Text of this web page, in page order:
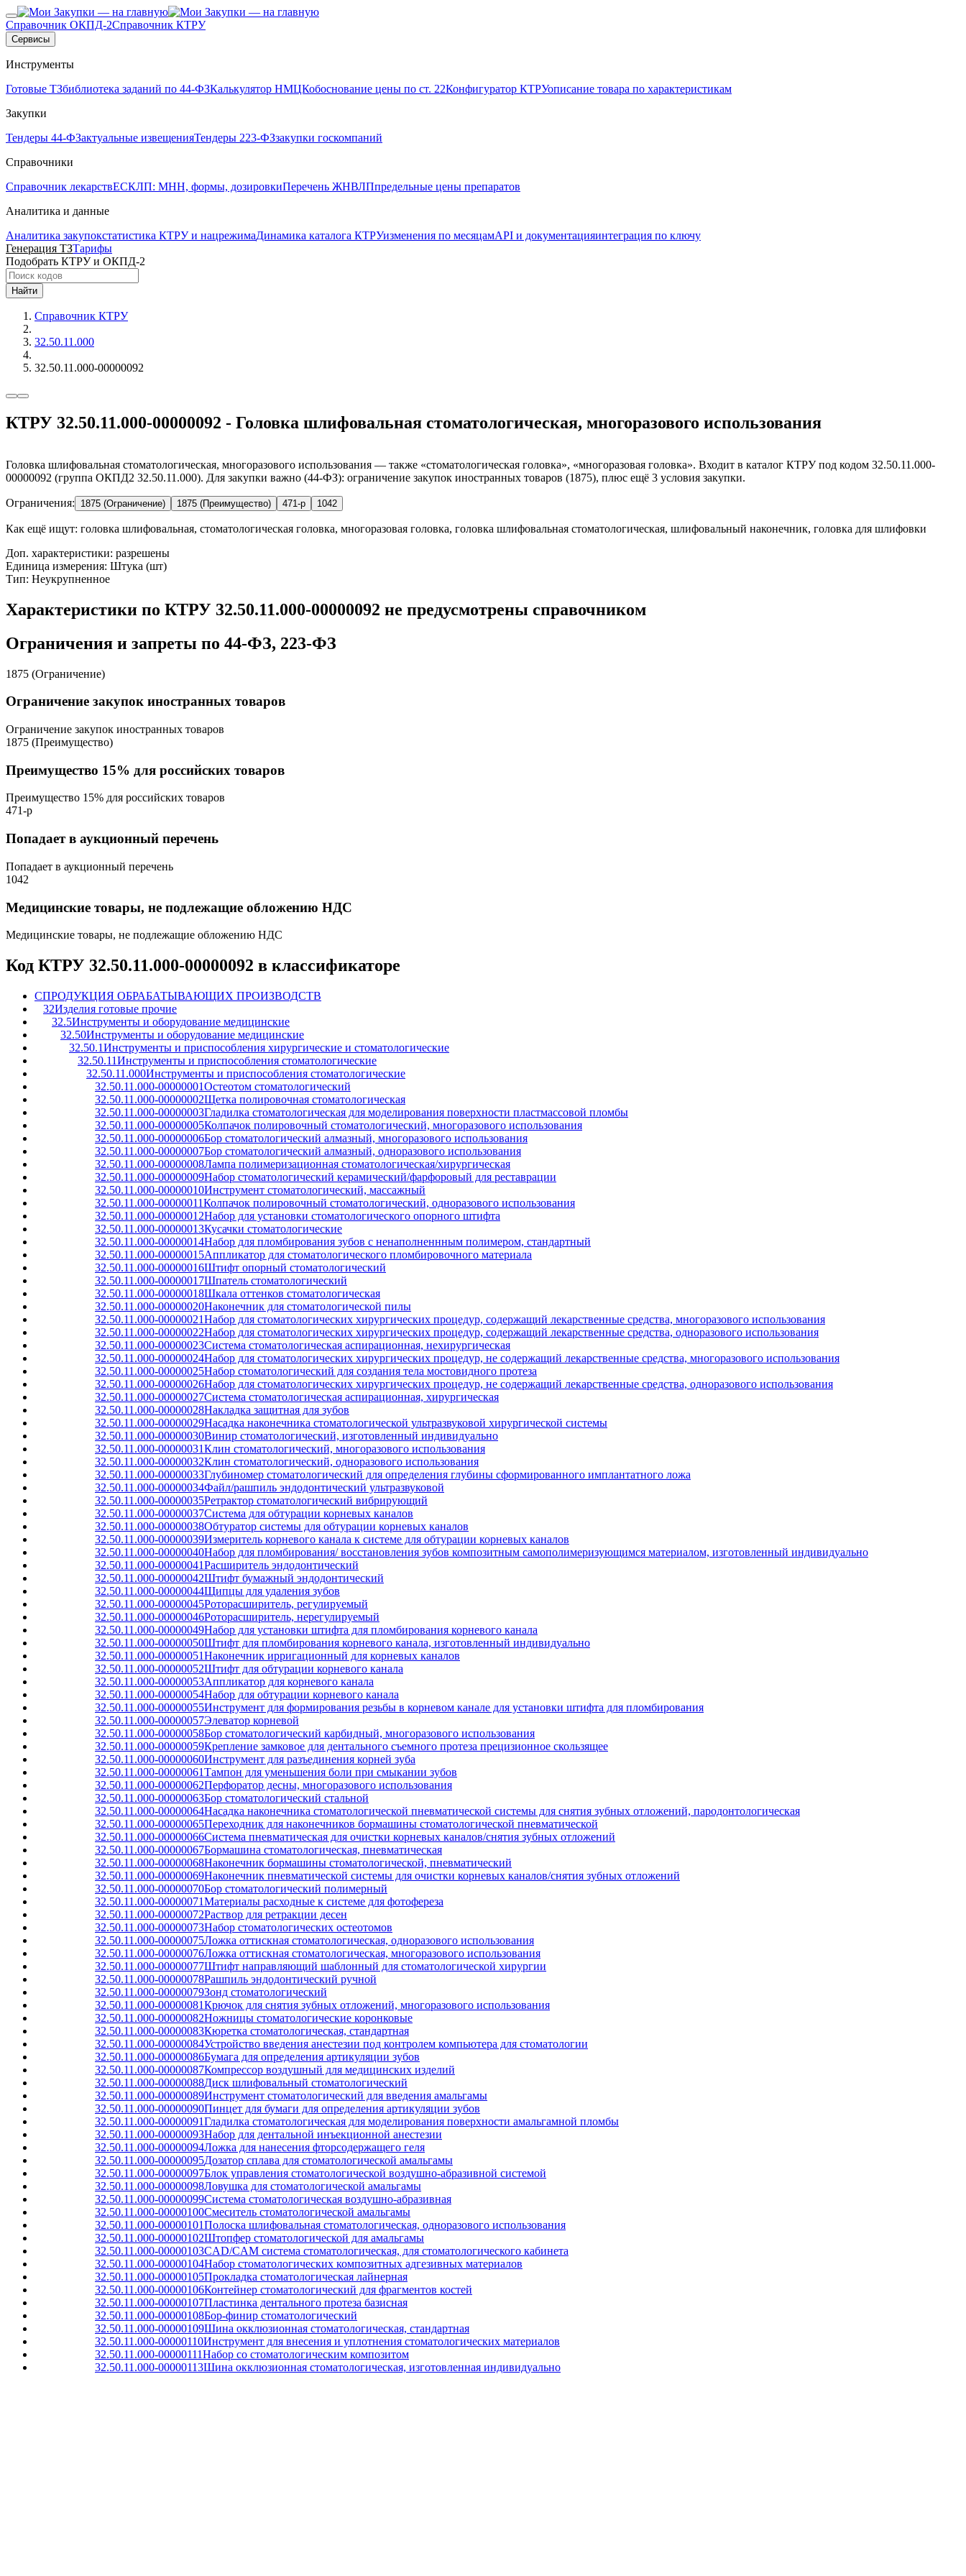
Справочник ОКПД-2Справочник КТРУ
Сервисы
Инструменты
Готовые ТЗбиблиотека заданий по 44-ФЗКалькулятор НМЦКобоснование цены по ст. 22Конфигуратор КТРУописание товара по характеристикам
Закупки
Тендеры 44-ФЗактуальные извещенияТендеры 223-ФЗзакупки госкомпаний
Справочники
Справочник лекарствЕСКЛП: МНН, формы, дозировкиПеречень ЖНВЛПпредельные цены препаратов
Аналитика и данные
Аналитика закупокстатистика КТРУ и нацрежимаДинамика каталога КТРУизменения по месяцамAPI и документацияинтеграция по ключу
Генерация ТЗТарифы
Подобрать КТРУ и ОКПД-2
Найти
Справочник КТРУ
32.50.11.000
32.50.11.000-00000092
КТРУ 32.50.11.000-00000092 - Головка шлифовальная стоматологическая, многоразового использования
Головка шлифовальная стоматологическая, многоразового использования — также «стоматологическая головка», «многоразовая головка». Входит в каталог КТРУ под кодом 32.50.11.000-
00000092 (группа ОКПД2 32.50.11.000). Для закупки важно (44-ФЗ): ограничение закупок иностранных товаров (1875), плюс ещё 3 условия закупки.
Ограничения: 1875 (Ограничение) 1875 (Преимущество) 471-р 1042
Как ещё ищут: головка шлифовальная, стоматологическая головка, многоразовая головка, головка шлифовальная стоматологическая, шлифовальный наконечник, головка для шлифовки
Доп. характеристики: разрешены
Единица измерения: Штука (шт)
Тип: Неукрупненное
Характеристики по КТРУ 32.50.11.000-00000092 не предусмотрены справочником
Ограничения и запреты по 44-ФЗ, 223-ФЗ
1875 (Ограничение)
Ограничение закупок иностранных товаров
Ограничение закупок иностранных товаров
1875 (Преимущество)
Преимущество 15% для российских товаров
Преимущество 15% для российских товаров
471-р
Попадает в аукционный перечень
Попадает в аукционный перечень
1042
Медицинские товары, не подлежащие обложению НДС
Медицинские товары, не подлежащие обложению НДС
Код КТРУ 32.50.11.000-00000092 в классификаторе
CПРОДУКЦИЯ ОБРАБАТЫВАЮЩИХ ПРОИЗВОДСТВ
32Изделия готовые прочие
32.5Инструменты и оборудование медицинские
32.50Инструменты и оборудование медицинские
32.50.1Инструменты и приспособления хирургические и стоматологические
32.50.11Инструменты и приспособления стоматологические
32.50.11.000Инструменты и приспособления стоматологические
32.50.11.000-00000001Остеотом стоматологический
32.50.11.000-00000002Щетка полировочная стоматологическая
32.50.11.000-00000003Гладилка стоматологическая для моделирования поверхности пластмассовой пломбы
32.50.11.000-00000005Колпачок полировочный стоматологический, многоразового использования
32.50.11.000-00000006Бор стоматологический алмазный, многоразового использования
32.50.11.000-00000007Бор стоматологический алмазный, одноразового использования
32.50.11.000-00000008Лампа полимеризационная стоматологическая/хирургическая
32.50.11.000-00000009Набор стоматологический керамический/фарфоровый для реставрации
32.50.11.000-00000010Инструмент стоматологический, массажный
32.50.11.000-00000011Колпачок полировочный стоматологический, одноразового использования
32.50.11.000-00000012Набор для установки стоматологического опорного штифта
32.50.11.000-00000013Кусачки стоматологические
32.50.11.000-00000014Набор для пломбирования зубов с ненаполненнным полимером, стандартный
32.50.11.000-00000015Аппликатор для стоматологического пломбировочного материала
32.50.11.000-00000016Штифт опорный стоматологический
32.50.11.000-00000017Шпатель стоматологический
32.50.11.000-00000018Шкала оттенков стоматологическая
32.50.11.000-00000020Наконечник для стоматологической пилы
32.50.11.000-00000021Набор для стоматологических хирургических процедур, содержащий лекарственные средства, многоразового использования
32.50.11.000-00000022Набор для стоматологических хирургических процедур, содержащий лекарственные средства, одноразового использования
32.50.11.000-00000023Система стоматологическая аспирационная, нехирургическая
32.50.11.000-00000024Набор для стоматологических хирургических процедур, не содержащий лекарственные средства, многоразового использования
32.50.11.000-00000025Набор стоматологический для создания тела мостовидного протеза
32.50.11.000-00000026Набор для стоматологических хирургических процедур, не содержащий лекарственные средства, одноразового использования
32.50.11.000-00000027Система стоматологическая аспирационная, хирургическая
32.50.11.000-00000028Накладка защитная для зубов
32.50.11.000-00000029Насадка наконечника стоматологической ультразвуковой хирургической системы
32.50.11.000-00000030Винир стоматологический, изготовленный индивидуально
32.50.11.000-00000031Клин стоматологический, многоразового использования
32.50.11.000-00000032Клин стоматологический, одноразового использования
32.50.11.000-00000033Глубиномер стоматологический для определения глубины сформированного имплантатного ложа
32.50.11.000-00000034Файл/рашпиль эндодонтический ультразвуковой
32.50.11.000-00000035Ретрактор стоматологический вибрирующий
32.50.11.000-00000037Система для обтурации корневых каналов
32.50.11.000-00000038Обтуратор системы для обтурации корневых каналов
32.50.11.000-00000039Измеритель корневого канала к системе для обтурации корневых каналов
32.50.11.000-00000040Набор для пломбирования/ восстановления зубов композитным самополимеризующимся материалом, изготовленный индивидуально
32.50.11.000-00000041Расширитель эндодонтический
32.50.11.000-00000042Штифт бумажный эндодонтический
32.50.11.000-00000044Щипцы для удаления зубов
32.50.11.000-00000045Роторасширитель, регулируемый
32.50.11.000-00000046Роторасширитель, нерегулируемый
32.50.11.000-00000049Набор для установки штифта для пломбирования корневого канала
32.50.11.000-00000050Штифт для пломбирования корневого канала, изготовленный индивидуально
32.50.11.000-00000051Наконечник ирригационный для корневых каналов
32.50.11.000-00000052Штифт для обтурации корневого канала
32.50.11.000-00000053Аппликатор для корневого канала
32.50.11.000-00000054Набор для обтурации корневого канала
32.50.11.000-00000055Инструмент для формирования резьбы в корневом канале для установки штифта для пломбирования
32.50.11.000-00000057Элеватор корневой
32.50.11.000-00000058Бор стоматологический карбидный, многоразового использования
32.50.11.000-00000059Крепление замковое для дентального съемного протеза прецизионное скользящее
32.50.11.000-00000060Инструмент для разъединения корней зуба
32.50.11.000-00000061Тампон для уменьшения боли при смыкании зубов
32.50.11.000-00000062Перфоратор десны, многоразового использования
32.50.11.000-00000063Бор стоматологический стальной
32.50.11.000-00000064Насадка наконечника стоматологической пневматической системы для снятия зубных отложений, пародонтологическая
32.50.11.000-00000065Переходник для наконечников бормашины стоматологической пневматической
32.50.11.000-00000066Система пневматическая для очистки корневых каналов/снятия зубных отложений
32.50.11.000-00000067Бормашина стоматологическая, пневматическая
32.50.11.000-00000068Наконечник бормашины стоматологической, пневматический
32.50.11.000-00000069Наконечник пневматической системы для очистки корневых каналов/снятия зубных отложений
32.50.11.000-00000070Бор стоматологический полимерный
32.50.11.000-00000071Материалы расходные к системе для фотофереза
32.50.11.000-00000072Раствор для ретракции десен
32.50.11.000-00000073Набор стоматологических остеотомов
32.50.11.000-00000075Ложка оттискная стоматологическая, одноразового использования
32.50.11.000-00000076Ложка оттискная стоматологическая, многоразового использования
32.50.11.000-00000077Штифт направляющий шаблонный для стоматологической хирургии
32.50.11.000-00000078Рашпиль эндодонтический ручной
32.50.11.000-00000079Зонд стоматологический
32.50.11.000-00000081Крючок для снятия зубных отложений, многоразового использования
32.50.11.000-00000082Ножницы стоматологические коронковые
32.50.11.000-00000083Кюретка стоматологическая, стандартная
32.50.11.000-00000084Устройство введения анестезии под контролем компьютера для стоматологии
32.50.11.000-00000086Бумага для определения артикуляции зубов
32.50.11.000-00000087Компрессор воздушный для медицинских изделий
32.50.11.000-00000088Диск шлифовальный стоматологический
32.50.11.000-00000089Инструмент стоматологический для введения амальгамы
32.50.11.000-00000090Пинцет для бумаги для определения артикуляции зубов
32.50.11.000-00000091Гладилка стоматологическая для моделирования поверхности амальгамной пломбы
32.50.11.000-00000093Набор для дентальной инъекционной анестезии
32.50.11.000-00000094Ложка для нанесения фторсодержащего геля
32.50.11.000-00000095Дозатор сплава для стоматологической амальгамы
32.50.11.000-00000097Блок управления стоматологической воздушно-абразивной системой
32.50.11.000-00000098Ловушка для стоматологической амальгамы
32.50.11.000-00000099Система стоматологическая воздушно-абразивная
32.50.11.000-00000100Смеситель стоматологической амальгамы
32.50.11.000-00000101Полоска шлифовальная стоматологическая, одноразового использования
32.50.11.000-00000102Штопфер стоматологической для амальгамы
32.50.11.000-00000103CAD/CAM система стоматологическая, для стоматологического кабинета
32.50.11.000-00000104Набор стоматологических композитных адгезивных материалов
32.50.11.000-00000105Прокладка стоматологическая лайнерная
32.50.11.000-00000106Контейнер стоматологический для фрагментов костей
32.50.11.000-00000107Пластинка дентального протеза базисная
32.50.11.000-00000108Бор-финир стоматологический
32.50.11.000-00000109Шина окклюзионная стоматологическая, стандартная
32.50.11.000-00000110Инструмент для внесения и уплотнения стоматологических материалов
32.50.11.000-00000111Набор со стоматологическим композитом
32.50.11.000-00000113Шина окклюзионная стоматологическая, изготовленная индивидуально